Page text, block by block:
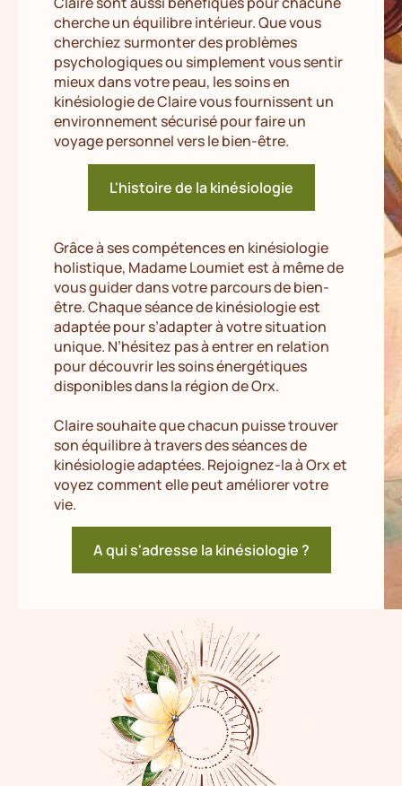
cherche un équilibre intérieur. Que vous
cherchiez surmonter des problèmes
psychologiques ou simplement vous sentir
mieux dans votre peau, les soins en
kinésiologie de Claire vous fournissent un
environnement sécurisé pour faire un
voyage personnel vers le bien-être.
L'histoire de la kinésiologie
Grâce à ses compétences en kinésiologie
holistique, Madame Loumiet est à même de
vous guider dans votre parcours de bien-
être. Chaque séance de kinésiologie est
adaptée pour s’adapter à votre situation
unique. N’hésitez pas à entrer en relation
pour découvrir les soins énergétiques
disponibles dans la région de Orx.
Claire souhaite que chacun puisse trouver
son équilibre à travers des séances de
kinésiologie adaptées. Rejoignez-la à Orx et
voyez comment elle peut améliorer votre
vie.
A qui s'adresse la kinésiologie ?